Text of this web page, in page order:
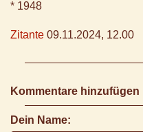
* 1948
Zitante 09.11.2024, 12.00
Kommentare hinzufügen
Dein Name: